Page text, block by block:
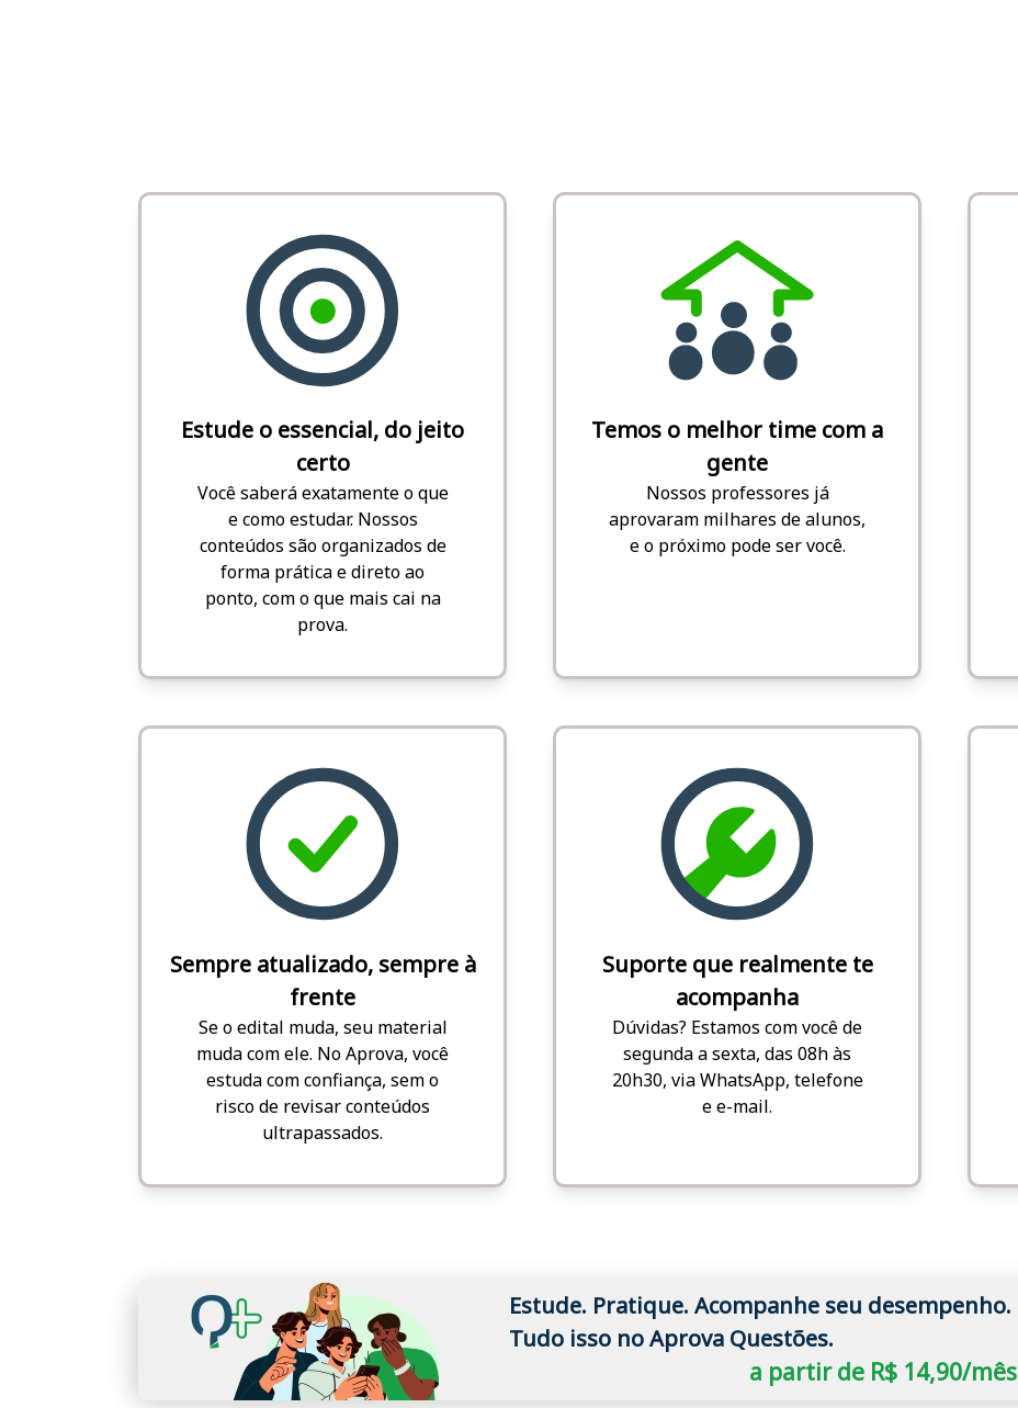
Estude o essencial, do jeito
certo
Você saberá exatamente o que
e como estudar. Nossos
conteúdos são organizados de
forma prática e direto ao
ponto, com o que mais cai na
prova.
Temos o melhor time com a
gente
Nossos professores já
aprovaram milhares de alunos,
e o próximo pode ser você.
Sempre atualizado, sempre à
frente
Se o edital muda, seu material
muda com ele. No Aprova, você
estuda com confiança, sem o
risco de revisar conteúdos
ultrapassados.
Suporte que realmente te
acompanha
Dúvidas? Estamos com você de
segunda a sexta, das 08h às
20h30, via WhatsApp, telefone
e e-mail.
Estude. Pratique. Acompanhe seu desempenho.
Tudo isso no Aprova Questões.
a partir de R$ 14,90/mês